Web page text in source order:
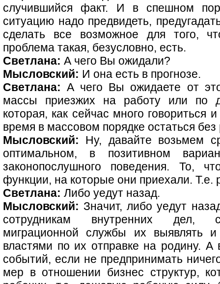
случившийся факт. И в спешном
ситуацию надо предвидеть,
сделать все возможное для того,
проблема такая, безусловно, есть.
Светлана: А чего Вы ожидали?
Мысловский: И она есть в прогнозе.
Светлана: А чего Вы ожидаете от
массы приезжих на работу или по
которая, как сейчас много говориться
время в массовом порядке остаться
Мысловский: Ну, давайте возьмем
оптимальном, в позитивном
законопослушного поведения. То,
функции, на которые они приехали. Т.е.
Светлана: Либо уедут назад.
Мысловский: Значит, либо уедут
сотрудникам внутренних дел,
миграционной службы их выявлять
властями по их отправке на родину.
событий, если не предпринимать
мер в отношении бизнес структур,